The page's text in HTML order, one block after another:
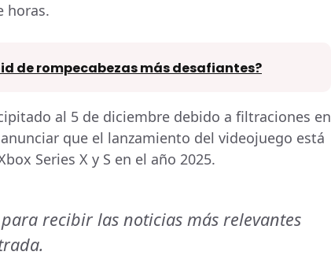
horas.
de rompecabezas más desafiantes?
al 5 de diciembre debido a filtraciones en
que el lanzamiento del videojuego está
Series X y S en el año 2025.
recibir las noticias más relevantes